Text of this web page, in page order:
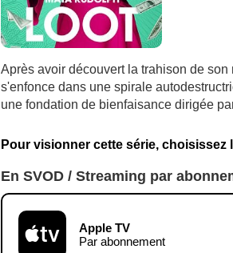
Après avoir découvert la trahison de
s'enfonce dans une spirale
une fondation de bienfaisance dirigée
Pour visionner cette série,
En SVOD / Streaming par
Apple TV
Par abonnement